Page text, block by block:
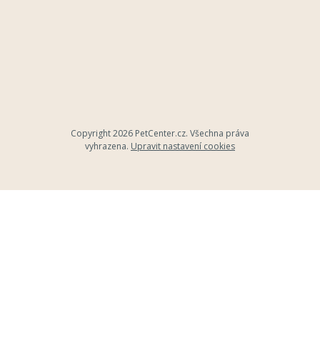
Copyright 2026 PetCenter.cz. Všechna práva
vyhrazena. Upravit nastavení cookies